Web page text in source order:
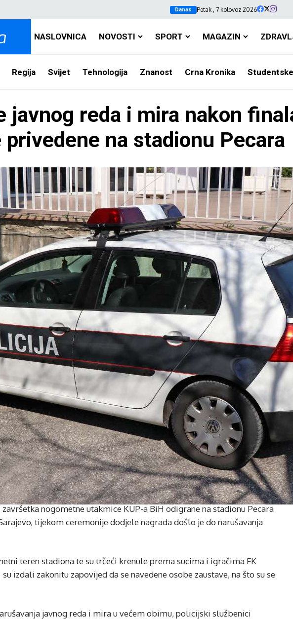
Danas Petak , 7 kolovoz 2026
NASLOVNICA NOVOSTI SPORT MAGAZIN
Regija Svijet Tehnologija Znanost Crna Kronika
javnog reda i mira nakon
na stadionu Pecara
završetka nogometne utakmice KUP-a BiH odigrane na stadionu Pecara
tijekom ceremonije dodjele nagrada došlo je do narušavanja
teren stadiona te su trčeći krenule prema sucima i igračima FK
izdali zakonitu zapovijed da se navedene osobe zaustave, na što su se
javnog reda i mira u većem obimu, policijski službenici